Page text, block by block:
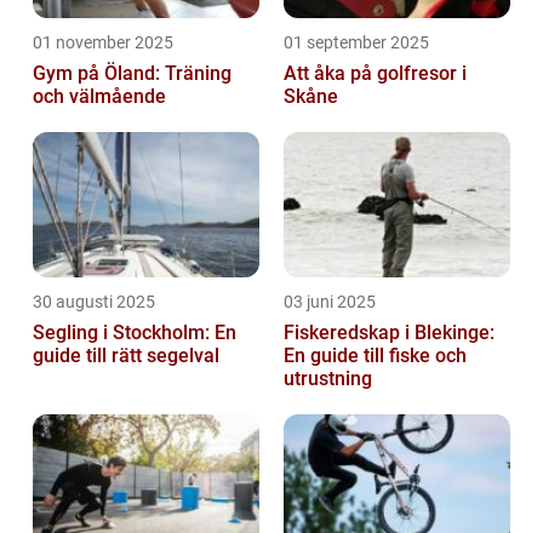
01 november 2025
Gym på Öland: Träning
och välmående
01 september 2025
Att åka på golfresor i
Skåne
30 augusti 2025
Segling i Stockholm: En
guide till rätt segelval
03 juni 2025
Fiskeredskap i Blekinge:
En guide till fiske och
utrustning